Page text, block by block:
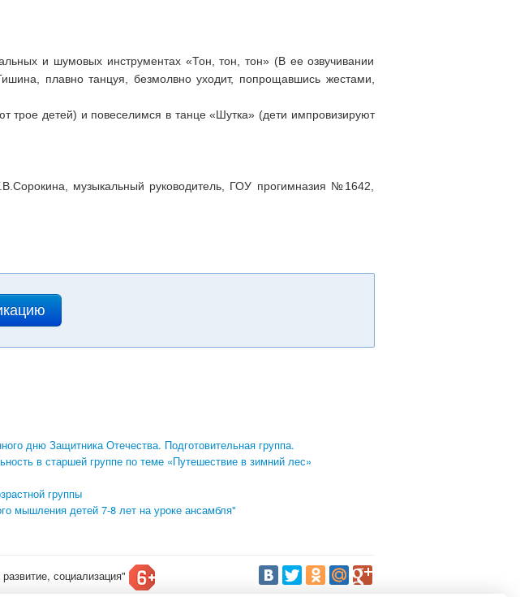
и шумовых инструментах «Тон, тон, тон» (В ее озвучивании
плавно танцуя, безмолвно уходит, попрощавшись жестами,
трое детей) и повеселимся в танце «Шутка» (дети импровизируют
музыкальный руководитель, ГОУ прогимназия №1642,
дню Защитника Отечества. Подготовительная группа.
в старшей группе по теме «Путешествие в зимний лес»
группы
мышления детей 7-8 лет на уроке ансамбля"
социализация"